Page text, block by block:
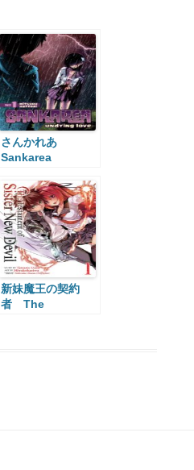
さんかれあ
Sankarea
新妹魔王の契約
者 The